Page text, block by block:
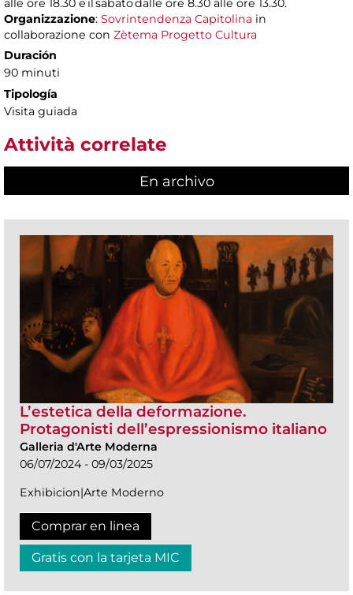
alle ore 18.30 e il sabato dalle ore 8.30 alle ore 13.30.
Organizzazione: Sovrintendenza Capitolina in
collaborazione con Zètema Progetto Cultura
Duración
90 minuti
Tipología
Visita guiada
Attività correlate
En archivo
L’estetica della deformazione.
Protagonisti dell’espressionismo italiano
Galleria d'Arte Moderna
06/07/2024 - 09/03/2025
Exhibicion|Arte Moderno
Comprar en linea
Gratis con la tarjeta MIC